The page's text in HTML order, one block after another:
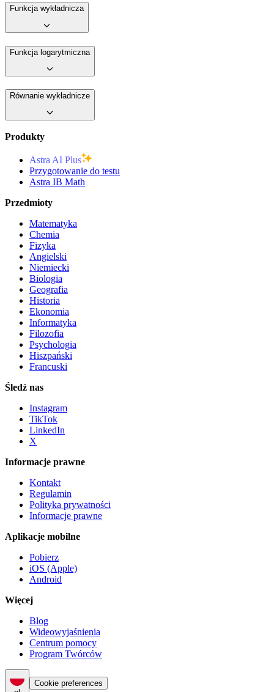
Funkcja wykładnicza
Funkcja logarytmiczna
Równanie wykładnicze
Produkty
Astra AI Plus
Przygotowanie do testu
Astra IB Math
Przedmioty
Matematyka
Chemia
Fizyka
Angielski
Niemiecki
Biologia
Geografia
Historia
Ekonomia
Informatyka
Filozofia
Psychologia
Hiszpański
Francuski
Śledź nas
Instagram
TikTok
LinkedIn
X
Informacje prawne
Kontakt
Regulamin
Polityka prywatności
Informacje prawne
Aplikacje mobilne
Pobierz
iOS (Apple)
Android
Więcej
Blog
Wideowyjaśnienia
Centrum pomocy
Program Twórców
Cookie preferences